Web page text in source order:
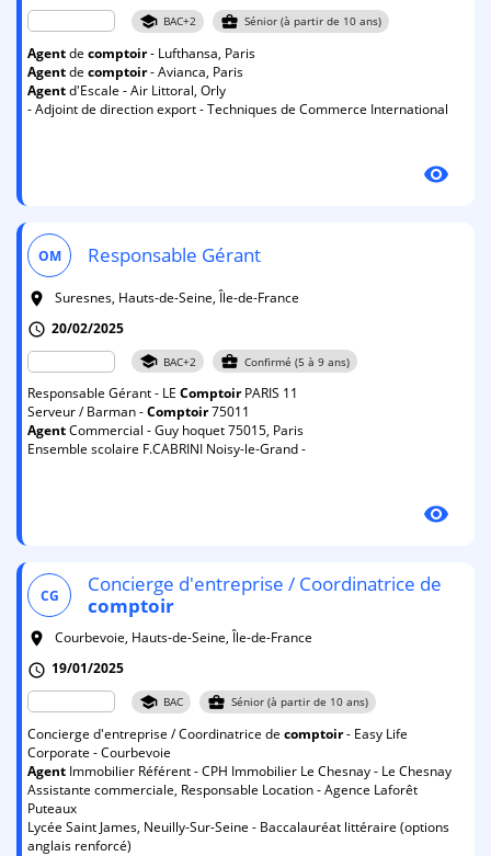
school BAC+2 business_center Sénior (à partir de 10 ans)
Agentde comptoir- Lufthansa, Paris
Agentde comptoir- Avianca, Paris
Agentd'Escale - Air Littoral, Orly
- Adjoint de direction export - Techniques de Commerce International
visibility
OM Responsable Gérant
room
Suresnes, Hauts-de-Seine, Île-de-France
schedule 20/02/2025
school BAC+2 business_center Confirmé (5 à 9 ans)
Responsable Gérant - LE ComptoirPARIS 11
Serveur / Barman -Comptoir75011
AgentCommercial - Guy hoquet 75015, Paris
Ensemble scolaire F.CABRINI Noisy-le-Grand -
visibility
CG
Concierge d'entreprise / Coordinatrice de
comptoir
room
Courbevoie, Hauts-de-Seine, Île-de-France
schedule 19/01/2025
school BAC business_center Sénior (à partir de 10 ans)
Concierge d'entreprise / Coordinatrice de comptoir- Easy Life
Corporate - Courbevoie
Agent Immobilier Référent - CPH Immobilier Le Chesnay - Le Chesnay
Assistante commerciale, Responsable Location - Agence Laforêt
Puteaux
Lycée Saint James, Neuilly-Sur-Seine - Baccalauréat littéraire (options
anglais renforcé)